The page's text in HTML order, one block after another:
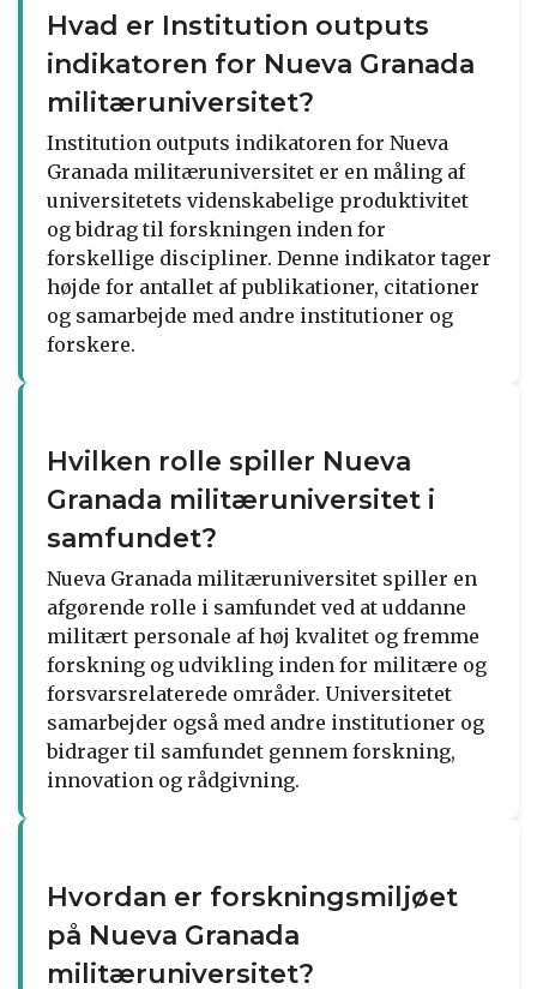
Hvad er Institution outputs
indikatoren for Nueva Granada
militæruniversitet?
Institution outputs indikatoren for Nueva
Granada militæruniversitet er en måling af
universitetets videnskabelige produktivitet
og bidrag til forskningen inden for
forskellige discipliner. Denne indikator tager
højde for antallet af publikationer, citationer
og samarbejde med andre institutioner og
forskere.
Hvilken rolle spiller Nueva
Granada militæruniversitet i
samfundet?
Nueva Granada militæruniversitet spiller en
afgørende rolle i samfundet ved at uddanne
militært personale af høj kvalitet og fremme
forskning og udvikling inden for militære og
forsvarsrelaterede områder. Universitetet
samarbejder også med andre institutioner og
bidrager til samfundet gennem forskning,
innovation og rådgivning.
Hvordan er forskningsmiljøet
på Nueva Granada
militæruniversitet?